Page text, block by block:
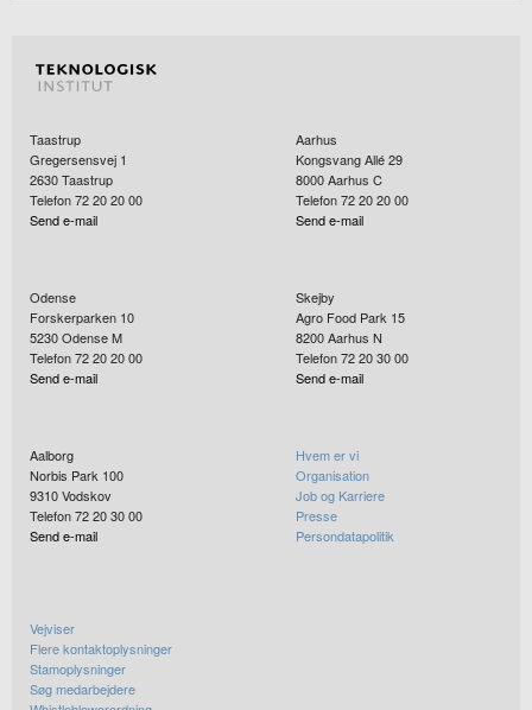
Taastrup
Gregersensvej 1
2630Taastrup
Telefon 72 20 20 00
Send e-mail
Aarhus
Kongsvang Allé 29
8000Aarhus C
Telefon 72 20 20 00
Send e-mail
Odense
Forskerparken 10
5230Odense M
Telefon 72 20 20 00
Send e-mail
Skejby
Agro Food Park 15
8200Aarhus N
Telefon 72 20 30 00
Send e-mail
Aalborg
Norbis Park 100
9310Vodskov
Telefon 72 20 30 00
Send e-mail
Hvem er vi
Organisation
Job og Karriere
Presse
Persondatapolitik
Vejviser
Flere kontaktoplysninger
Stamoplysninger
Søg medarbejdere